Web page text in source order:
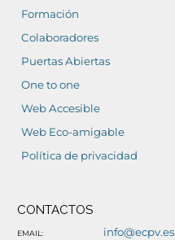
Formación
Colaboradores
Puertas Abiertas
One to one
Web Accesible
Web Eco-amigable
Política de privacidad
CONTACTOS
EMAIL: info@ecpv.es